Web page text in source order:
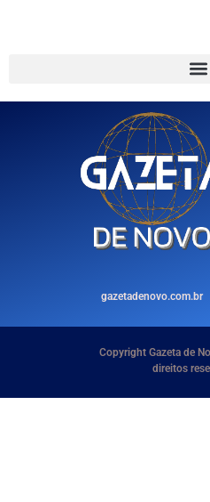
gazetadenovo.com.br
Copyright Gazeta de
direitos